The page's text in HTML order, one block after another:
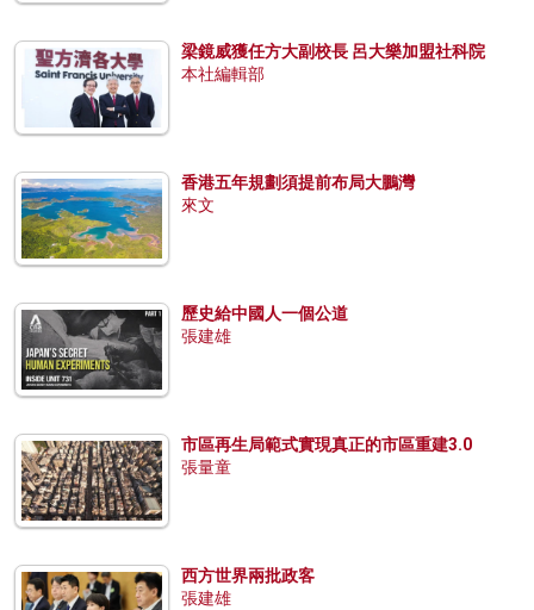
梁鏡威獲任方大副校長 呂大樂加盟社科院
本社編輯部
香港五年規劃須提前布局大鵬灣
來文
歷史給中國人一個公道
張建雄
市區再生局範式實現真正的市區重建3.0
張量童
西方世界兩批政客
張建雄